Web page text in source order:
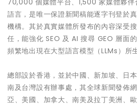
語言，是唯一保證新聞稿能逐字刊登於
機構。其於真實媒體所發布的內容深受
任，能強化 SEO 及 AI 搜尋 GEO 層面
頻繁地出現在大型語言模型（LLMs）所
總部設於香港，並於中國、新加坡、日
南及台灣設有辦事處，其全球新聞發佈
亞、美國、加拿大、南美及拉丁美洲、